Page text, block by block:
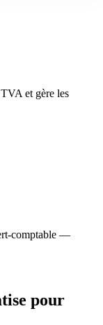
et gère les
comptable —
pour